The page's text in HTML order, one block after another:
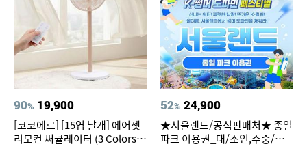
90% 19,900
[코코에르] [15엽 날개] 에어젯
리모컨 써큘레이터 (3 Colors
52% 24,900
★서울랜드/공식판매처★ 종일
파크 이용권_대/소인,주중/주